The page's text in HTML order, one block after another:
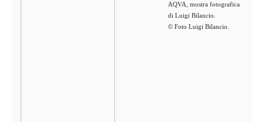
AQVA, mostra fotografica
di Luigi Bilancio.
© Foto Luigi Bilancio.